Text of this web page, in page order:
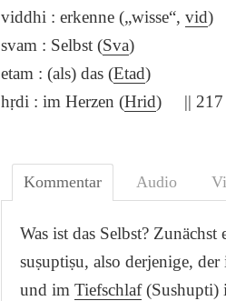
viddhi : erkenne („wisse“,vid)
svam : Selbst (Sva)
etam : (als) das (Etad)
hṛdi : im Herzen (Hrid) || 217
Kommentar Audio
Was ist das Selbst? Zunächst
suṣuptiṣu, also derjenige,
und imTiefschlaf(Sushupti)